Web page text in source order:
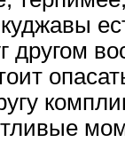
другом